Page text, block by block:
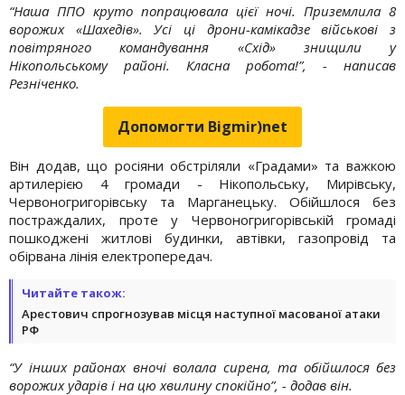
“Наша ППО круто попрацювала цієї ночі. Приземлила 8
ворожих «Шахедів». Усі ці дрони-камікадзе військові з
повітряного командування «Схід» знищили у
Нікопольському районі. Класна робота!”, - написав
Резніченко.
Допомогти Bigmir)net
Він додав, що росіяни обстріляли «Градами» та важкою
артилерією 4 громади - Нікопольську, Мирівську,
Червоногригорівську та Марганецьку. Обійшлося без
постраждалих, проте у Червоногригорівській громаді
пошкоджені житлові будинки, автівки, газопровід та
обірвана лінія електропередач.
Читайте також:
Арестович спрогнозував місця наступної масованої атаки
РФ
“У інших районах вночі волала сирена, та обійшлося без
ворожих ударів і на цю хвилину спокійно”, - додав він.